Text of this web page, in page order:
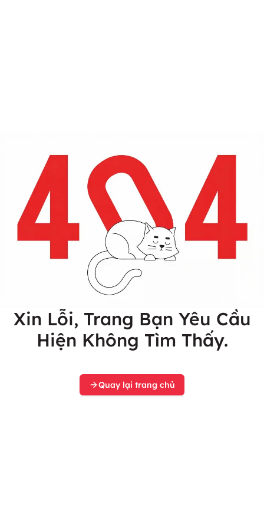
Xin Lỗi, Trang Bạn Yêu Cầu
Hiện Không Tìm Thấy.
Quay lại trang chủ